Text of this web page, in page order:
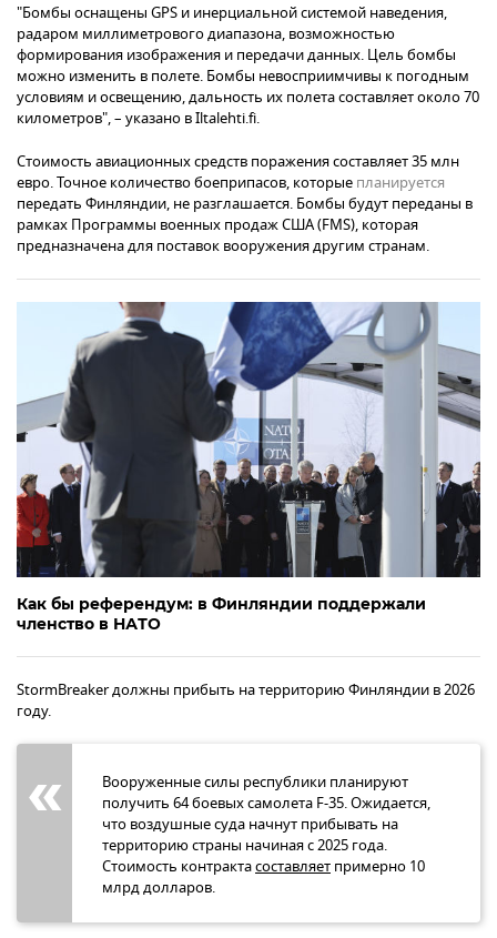
"Бомбы оснащены GPS и инерциальной системой наведения,
радаром миллиметрового диапазона, возможностью
формирования изображения и передачи данных. Цель бомбы
можно изменить в полете. Бомбы невосприимчивы к погодным
условиям и освещению, дальность их полета составляет около 70
километров", – указано в Iltalehti.fi.
Стоимость авиационных средств поражения составляет 35 млн
евро. Точное количество боеприпасов, которые планируется
передать Финляндии, не разглашается. Бомбы будут переданы в
рамках Программы военных продаж США (FMS), которая
предназначена для поставок вооружения другим странам.
Как бы референдум: в Финляндии поддержали
членство в НАТО
StormBreaker должны прибыть на территорию Финляндии в 2026
году.
Вооруженные силы республики планируют
получить 64 боевых самолета F-35. Ожидается,
что воздушные суда начнут прибывать на
территорию страны начиная с 2025 года.
Стоимость контрактасоставляет примерно 10
млрд долларов.